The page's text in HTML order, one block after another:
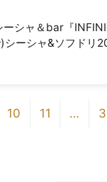
シャ＆bar『
ーシャ&ソフドリ
10 11 …